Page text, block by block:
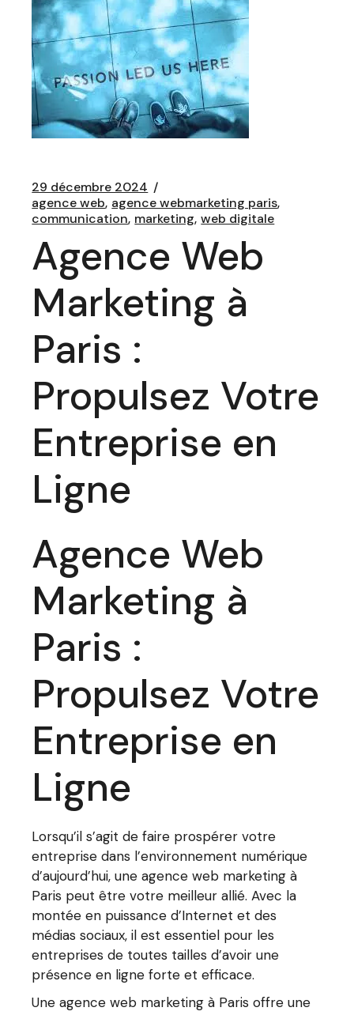
29 décembre 2024
agence web agence webmarketing paris
communication marketing web digitale
Agence Web
Marketing à
Paris :
Propulsez Votre
Entreprise en
Ligne
Agence Web
Marketing à
Paris :
Propulsez Votre
Entreprise en
Ligne
Lorsqu’il s’agit de faire prospérer votre
entreprise dans l’environnement numérique
d’aujourd’hui, une agence web marketing à
Paris peut être votre meilleur allié. Avec la
montée en puissance d’Internet et des
médias sociaux, il est essentiel pour les
entreprises de toutes tailles d’avoir une
présence en ligne forte et efficace.
Une agence web marketing à Paris offre une